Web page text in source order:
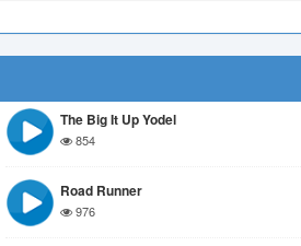
The Big It Up Yodel
854
Road Runner
976